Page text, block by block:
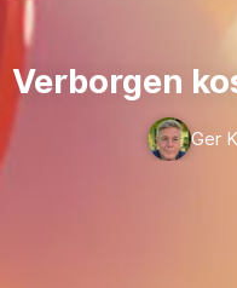
Verborgen
Ger